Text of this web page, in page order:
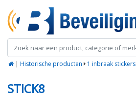
| Historische producten 1 inbraak stickers
STICK8